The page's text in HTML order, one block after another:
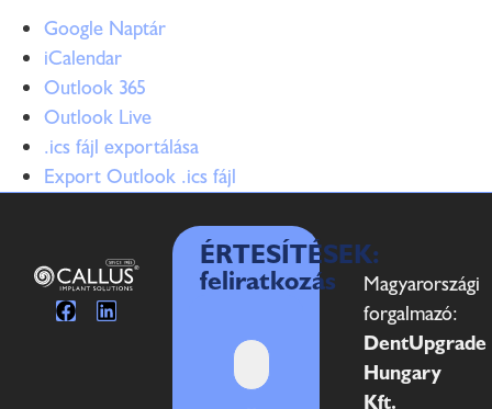
Google Naptár
iCalendar
Outlook 365
Outlook Live
.ics fájl exportálása
Export Outlook .ics fájl
ÉRTESÍTÉSEK:
feliratkozás
Magyarországi
forgalmazó:
DentUpgrade
Hungary
Kft.